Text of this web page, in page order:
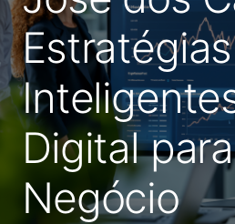
Estratégias
Digital
Negócio